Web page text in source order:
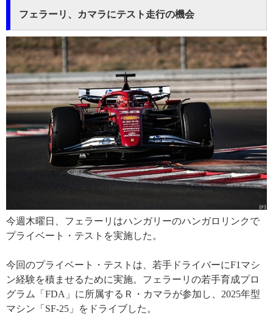
フェラーリ、カマラにテスト走行の機会
今週木曜日、フェラーリはハンガリーのハンガロリンクで
プライベート・テストを実施した。
今回のプライベート・テストは、若手ドライバーにF1マシ
ン経験を積ませるために実施。フェラーリの若手育成プロ
グラム「FDA」に所属するＲ・カマラが参加し、2025年型
マシン「SF-25」をドライブした。